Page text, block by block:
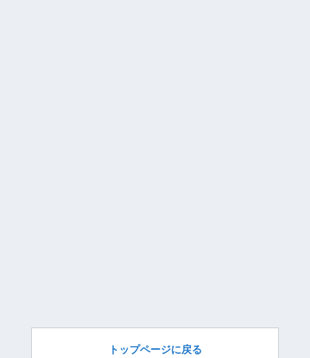
トップページに戻る